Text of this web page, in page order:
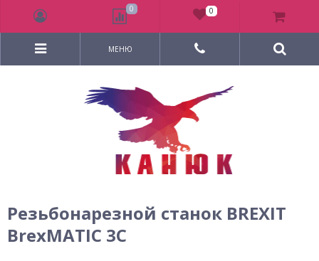
МЕНЮ
Резьбонарезной станок BREXIT
BrexMATIC 3C
0 0